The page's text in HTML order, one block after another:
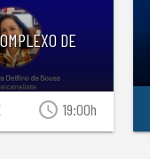
DE
access_time 19:00h